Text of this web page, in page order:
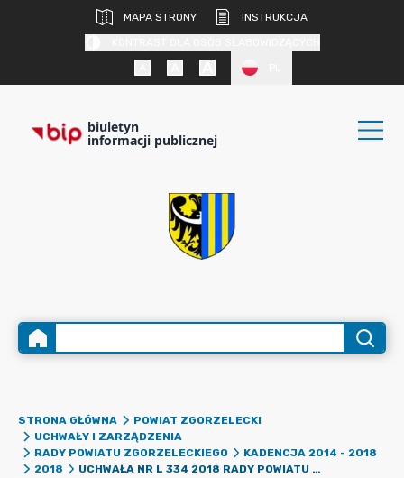
MAPA STRONY
INSTRUKCJA
biuletyn
informacji publicznej
STRONA GŁÓWNA
POWIAT ZGORZELECKI
UCHWAŁY I ZARZĄDZENIA
RADY POWIATU ZGORZELECKIEGO
KADENCJA 2014 - 2018
2018
UCHWAŁA NR L 334 2018 RADY POWIATU ZGORZELECKIEGO Z DNIA 28 WRZEŚNIA 2018 R. W SPRAWIE WYRAŻENIA ZGODY NA ZAWARCIE W TRYBIE BEZPRZETARGOWYM KOLEJNEJ UMOWY NAJMU NA CZAS OZNACZONY DO 5 LAT, LOKALU UŻYTKOWEGO STANOWIĄCEGO WŁASNOŚĆ POWIATU ZGORZELECKIEGO, ZLOKALIZOWANEGO W ZGORZELCU PRZY UL. BOH. II ARMII WOJSKA POLSKIEGO 8.